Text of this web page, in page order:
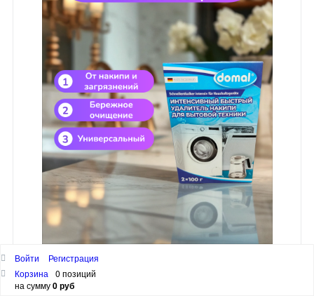
Артикул
Войти
Регистрация
Корзина
0 позиций
на сумму0 руб